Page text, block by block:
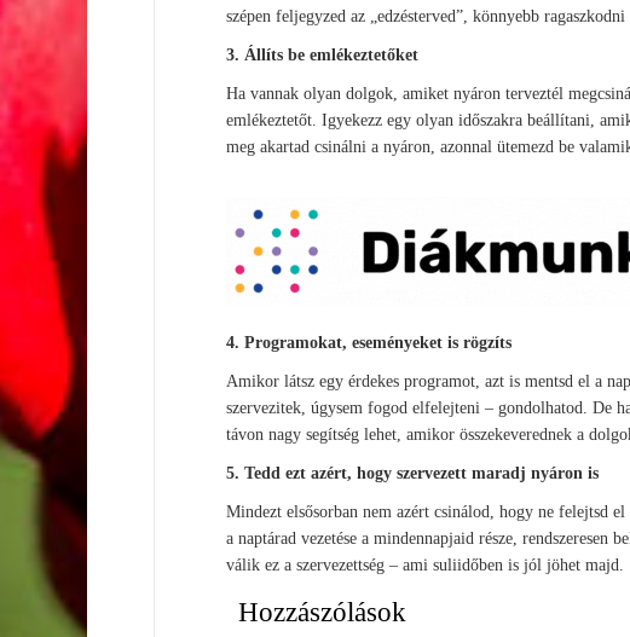
szépen feljegyzed az „edzésterved”, könnyebb ragaszkodni
3. Állíts be emlékeztetőket
Ha vannak olyan dolgok, amiket nyáron terveztél
emlékeztetőt. Igyekezz egy olyan időszakra beállítani,
meg akartad csinálni a nyáron, azonnal ütemezd be
4. Programokat, eseményeket is rögzíts
Amikor látsz egy érdekes programot, azt is mentsd el a
szervezitek, úgysem fogod elfelejteni – gondolhatod. De
távon nagy segítség lehet, amikor összekeverednek a
5. Tedd ezt azért, hogy szervezett maradj nyáron is
Mindezt elsősorban nem azért csinálod, hogy ne felejtsd
a naptárad vezetése a mindennapjaid része, rendszeresen
válik ez a szervezettség – ami suliidőben is jól jöhet majd.
Hozzászólások